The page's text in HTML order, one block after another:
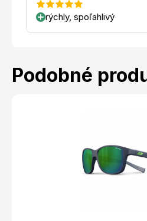
rýchly, spoľahlivý
Podobné